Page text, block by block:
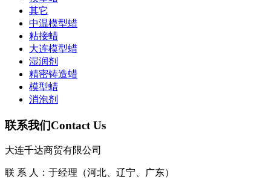
其它
中温模型蜡
粘接蜡
大连模型蜡
湿润剂
精密铸造蜡
模型蜡
消泡剂
联系我们Contact Us
大连千达商贸有限公司
联 系 人：于经理（河北、辽宁、广东）